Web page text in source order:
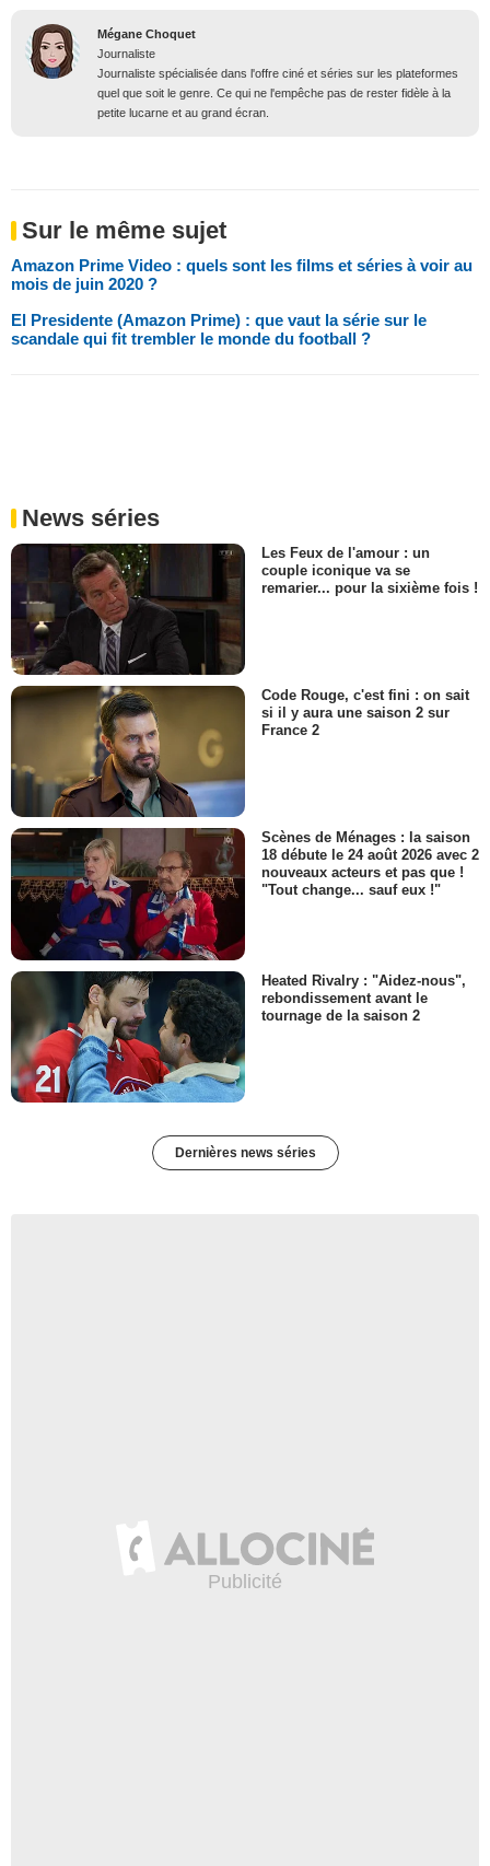
Mégane Choquet
Journaliste
Journaliste spécialisée dans l'offre ciné et séries sur les plateformes
quel que soit le genre. Ce qui ne l'empêche pas de rester fidèle à la
petite lucarne et au grand écran.
Sur le même sujet
Amazon Prime Video : quels sont les films et séries à voir au
mois de juin 2020 ?
El Presidente (Amazon Prime) : que vaut la série sur le
scandale qui fit trembler le monde du football ?
News séries
Les Feux de l'amour : un
couple iconique va se
remarier... pour la sixième fois !
Code Rouge, c'est fini : on sait
si il y aura une saison 2 sur
France 2
Scènes de Ménages : la saison
18 débute le 24 août 2026 avec 2
nouveaux acteurs et pas que !
"Tout change... sauf eux !"
Heated Rivalry : "Aidez-nous",
rebondissement avant le
tournage de la saison 2
Dernières news séries